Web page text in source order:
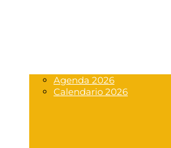
Agenda 2026
Calendario 2026